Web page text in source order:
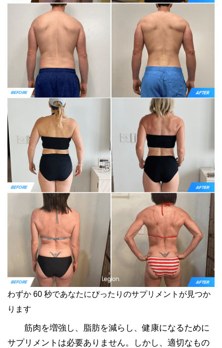
わずか 60 秒であなたにぴったりのサプリメントが見つか
ります
筋肉を増強し、脂肪を減らし、健康になるために
サプリメントは必要ありません。しかし、適切なもの